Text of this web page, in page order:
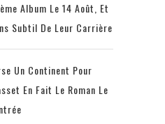
Album Le 14 Août, Et
Subtil De Leur Carrière
Un Continent Pour
En Fait Le Roman Le